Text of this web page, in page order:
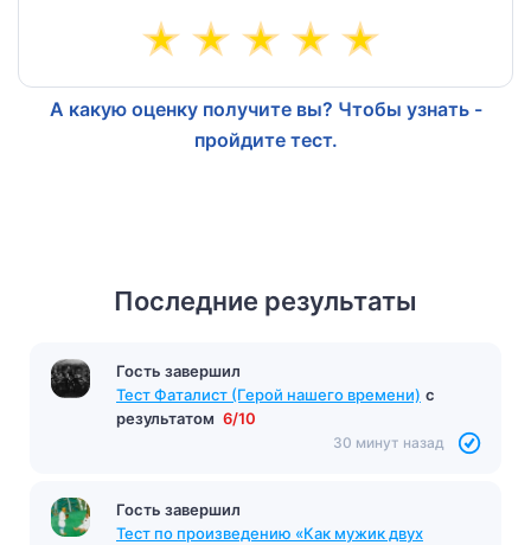
А какую оценку получите вы? Чтобы узнать -
пройдите тест.
Последние результаты
Гость завершил
Тест Фаталист (Герой нашего времени) с
результатом 6/10
30 минут назад
Гость завершил
Тест по произведению «Как мужик двух